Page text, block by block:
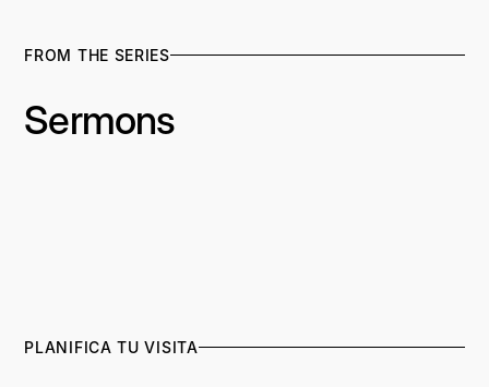
FROM THE SERIES
Sermons
PLANIFICA TU VISITA